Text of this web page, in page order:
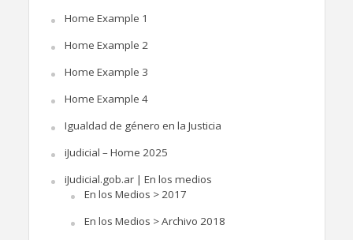
Home Example 1
Home Example 2
Home Example 3
Home Example 4
Igualdad de género en la Justicia
iJudicial – Home 2025
iJudicial.gob.ar | En los medios
En los Medios > 2017
En los Medios > Archivo 2018